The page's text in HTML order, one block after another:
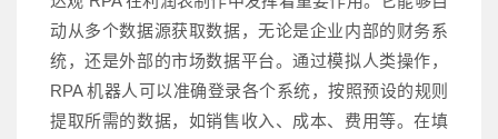
动从多个数据源获取数据，无论是企业内部的财务系
统，还是外部的市场数据平台。通过模拟人类操作，
RPA 机器人可以准确登录各个系统，按照预设的规则
提取所需的数据，如销售收入、成本、费用等。在填